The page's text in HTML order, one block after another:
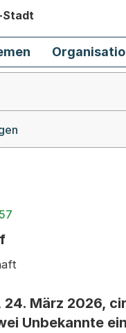
Stadt
24. März 2026,
Unbekannte